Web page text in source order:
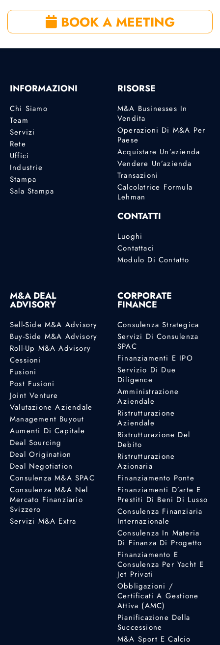
BOOK A MEETING
INFORMAZIONI
Chi Siamo
Team
Servizi
Rete
Uffici
Industrie
Stampa
Sala Stampa
RISORSE
M&A Businesses In
Vendita
Operazioni Di M&A Per
Paese
Acquistare Un’azienda
Vendere Un’azienda
Transazioni
Calcolatrice Formula
Lehman
CONTATTI
Luoghi
Contattaci
Modulo Di Contatto
M&A DEAL
ADVISORY
Sell-Side M&A Advisory
Buy-Side M&A Advisory
Roll-Up M&A Advisory
Cessioni
Fusioni
Post Fusioni
Joint Venture
Valutazione Aziendale
Management Buyout
Aumenti Di Capitale
Deal Sourcing
Deal Origination
Deal Negotiation
Consulenza M&A SPAC
Consulenza M&A Nel
Mercato Finanziario
Svizzero
Servizi M&A Extra
CORPORATE
FINANCE
Consulenza Strategica
Servizi Di Consulenza
SPAC
Finanziamenti E IPO
Servizio Di Due
Diligence
Amministrazione
Aziendale
Ristrutturazione
Aziendale
Ristrutturazione Del
Debito
Ristrutturazione
Azionaria
Finanziamento Ponte
Finanziamenti D’arte E
Prestiti Di Beni Di Lusso
Consulenza Finanziaria
Internazionale
Consulenza In Materia
Di Finanza Di Progetto
Finanziamento E
Consulenza Per Yacht E
Jet Privati
Obbligazioni /
Certificati A Gestione
Attiva (AMC)
Pianificazione Della
Successione
M&A Sport E Calcio